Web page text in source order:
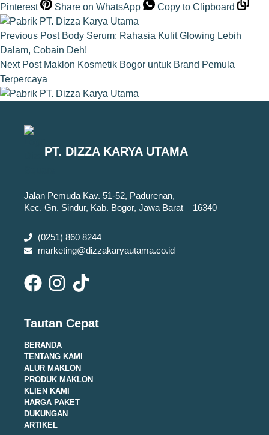
Pinterest
Share on WhatsApp Copy to Clipboard
Previous Post Body Serum: Rahasia Kulit Glowing Lebih
Dalam, Cobain Deh!
Next Post Maklon Kosmetik Bogor untuk Brand Pemula
Terpercaya
PT. DIZZA KARYA UTAMA
Jalan Pemuda Kav. 51-52, Padurenan,
Kec. Gn. Sindur, Kab. Bogor, Jawa Barat – 16340
(0251) 860 8244
marketing@dizzakaryautama.co.id
Tautan Cepat
BERANDA
TENTANG KAMI
ALUR MAKLON
PRODUK MAKLON
KLIEN KAMI
HARGA PAKET
DUKUNGAN
ARTIKEL